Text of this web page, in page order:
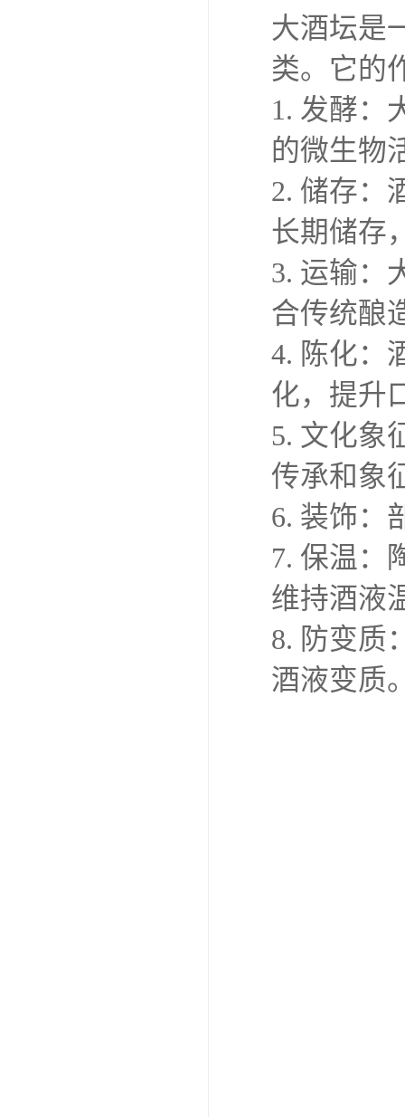
大酒坛是
类。它的
1. 发酵：
的微生物
2. 储存：
长期储存
3. 运输：
合传统酿
4. 陈化：
化，提升
5. 文化象
传承和象
6. 装饰：
7. 保温：
维持酒液
8. 防变质
酒液变质